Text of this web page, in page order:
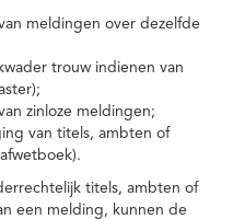
meldingen over dezelfde
trouw indienen van
zinloze meldingen;
van titels, ambten of
titels, ambten of
een melding, kunnen de